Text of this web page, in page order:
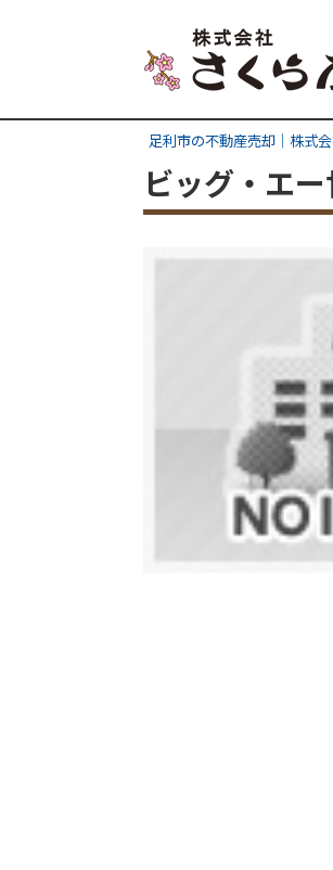
足利市の不動産売却｜株式
ビッグ・エ